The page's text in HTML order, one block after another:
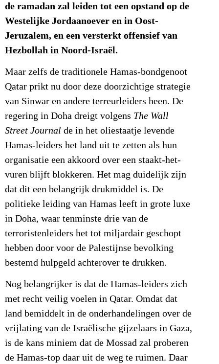
de ramadan zal leiden tot een opstand op de
Westelijke Jordaanoever en in Oost-
Jeruzalem, en een versterkt offensief van
Hezbollah in Noord-Israël.
Maar zelfs de traditionele Hamas-bondgenoot
Qatar prikt nu door deze doorzichtige strategie
van Sinwar en andere terreurleiders heen. De
regering in Doha dreigt volgens The Wall
Street Journal de in het oliestaatje levende
Hamas-leiders het land uit te zetten als hun
organisatie een akkoord over een staakt-het-
vuren blijft blokkeren. Het mag duidelijk zijn
dat dit een belangrijk drukmiddel is. De
politieke leiding van Hamas leeft in grote luxe
in Doha, waar tenminste drie van de
terroristenleiders het tot miljardair geschopt
hebben door voor de Palestijnse bevolking
bestemd hulpgeld achterover te drukken.
Nog belangrijker is dat de Hamas-leiders zich
met recht veilig voelen in Qatar. Omdat dat
land bemiddelt in de onderhandelingen over de
vrijlating van de Israëlische gijzelaars in Gaza,
is de kans miniem dat de Mossad zal proberen
de Hamas-top daar uit de weg te ruimen. Daar